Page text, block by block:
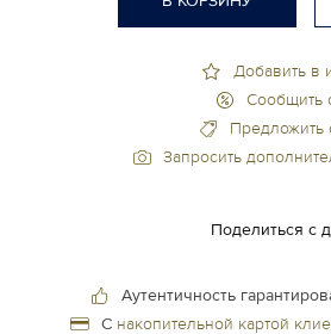
Добавить в
Сообщить
Предложить
Запросить
Поделиться с
Аутентичность
С накопительной картой